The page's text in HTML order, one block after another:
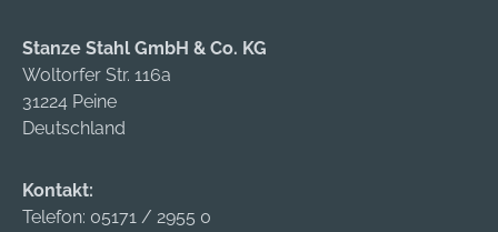
Stanze Stahl GmbH & Co. KG
Woltorfer Str. 116a
31224 Peine
Deutschland
Kontakt:
Telefon: 05171 / 2955 0